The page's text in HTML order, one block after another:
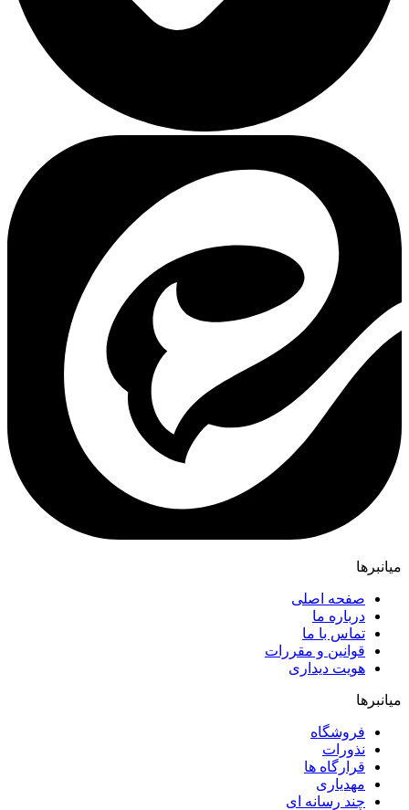
میانبرها
صفحه اصلی
درباره ما
تماس با ما
قوانین و مقررات
هویت دیداری
میانبرها
فروشگاه
نذورات
قرارگاه ها
مهدیاری
چند رسانه ای